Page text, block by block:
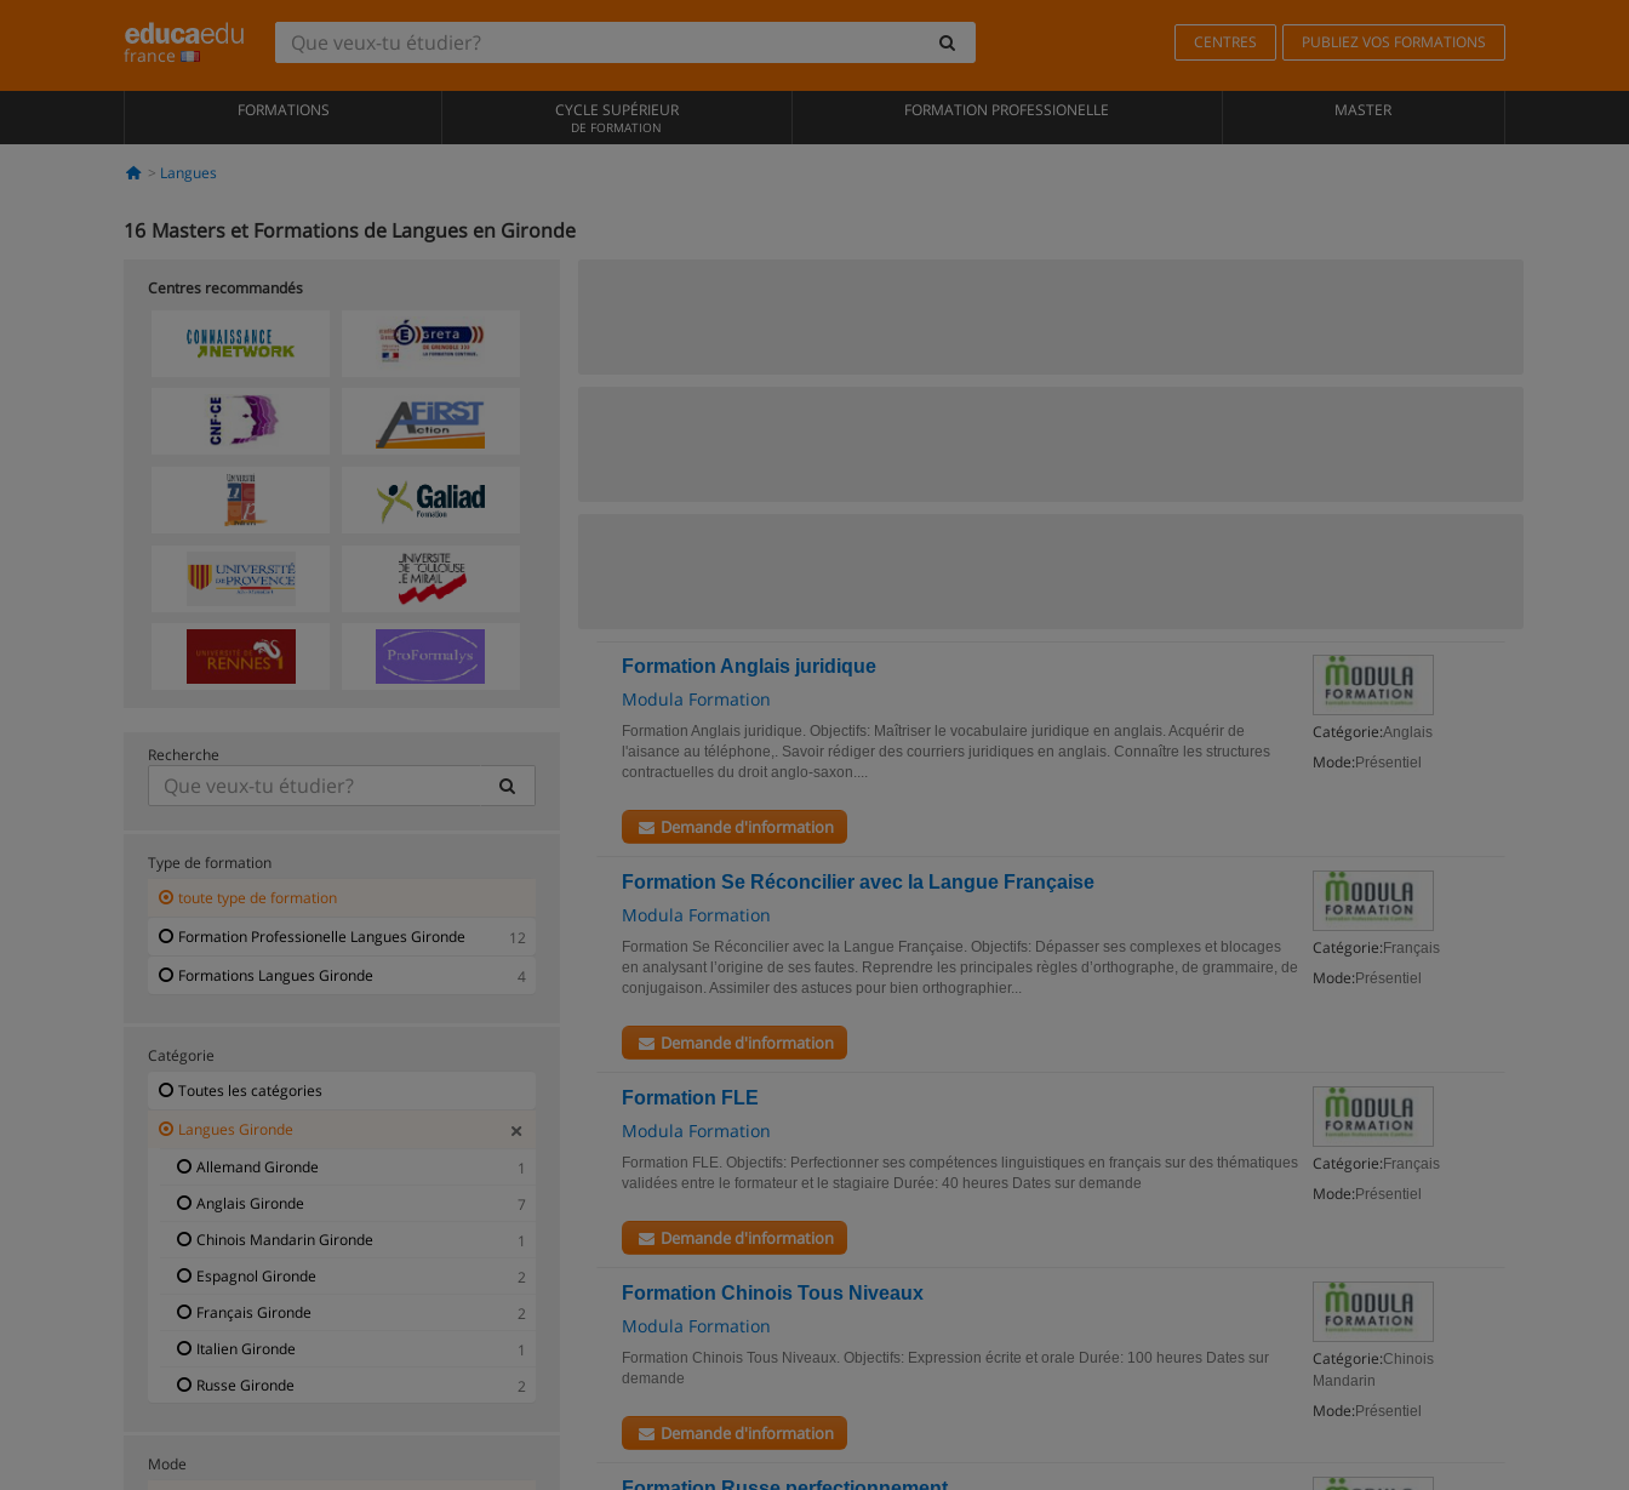
france
CENTRES PUBLIEZ VOS FORMATIONS
FORMATIONS CYCLE SUPÉRIEUR
DE FORMATION
FORMATION PROFESSIONELLE MASTER
Langues
16 Masters et Formations de Langues en Gironde
Formation Anglais juridique
Modula Formation
Catégorie:Anglais
Mode: Présentiel
Formation Anglais juridique. Objectifs: Maîtriser le vocabulaire juridique en anglais. Acquérir de
l'aisance au téléphone,. Savoir rédiger des courriers juridiques en anglais. Connaître les structures
contractuelles du droit anglo-saxon....
Demande d'information
Formation Se Réconcilier avec la Langue Française
Modula Formation
Catégorie: Français
Mode: Présentiel
Formation Se Réconcilier avec la Langue Française. Objectifs: Dépasser ses complexes et blocages
en analysant l’origine de ses fautes. Reprendre les principales règles d’orthographe, de grammaire, de
conjugaison. Assimiler des astuces pour bien orthographier...
Demande d'information
Formation FLE
Modula Formation
Catégorie: Français
Mode: Présentiel
Formation FLE. Objectifs: Perfectionner ses compétences linguistiques en français sur des thématiques
validées entre le formateur et le stagiaire Durée: 40 heures Dates sur demande
Demande d'information
Formation Chinois Tous Niveaux
Modula Formation
Catégorie:Chinois
Mandarin
Mode: Présentiel
Formation Chinois Tous Niveaux. Objectifs: Expression écrite et orale Durée: 100 heures Dates sur
demande
Demande d'information
Centres recommandés
Recherche
Type de formation
toute type de formation
Formation Professionelle Langues Gironde
12
Formations Langues Gironde
4
Catégorie
Toutes les catégories
Langues Gironde
Allemand Gironde
1
Anglais Gironde
7
Chinois Mandarin Gironde
1
Espagnol Gironde
2
Français Gironde
2
Italien Gironde
1
Russe Gironde
2
Mode